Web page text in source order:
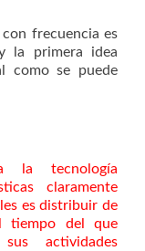
frecuencia es
la primera idea
como se puede
la tecnología
claramente
es distribuir de
tiempo del que
actividades